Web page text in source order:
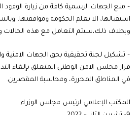
– منع الجهات الرسمية كافة من زيارة الوفود
استقبالها، الا بعلم الحكومة وموافقتها،
وبخلاف ذلك،سيتم التعامل مع هذه الحالات
– تشكيل لجنة تحقيقية بحق الجهات الامنية
قرار مجلس الامن الوطني المتعلق بإلغاء
في المناطق المحررة، ومحاسبة المقصرين.
المكتب الإعلامي لرئيس مجلس الوزراء